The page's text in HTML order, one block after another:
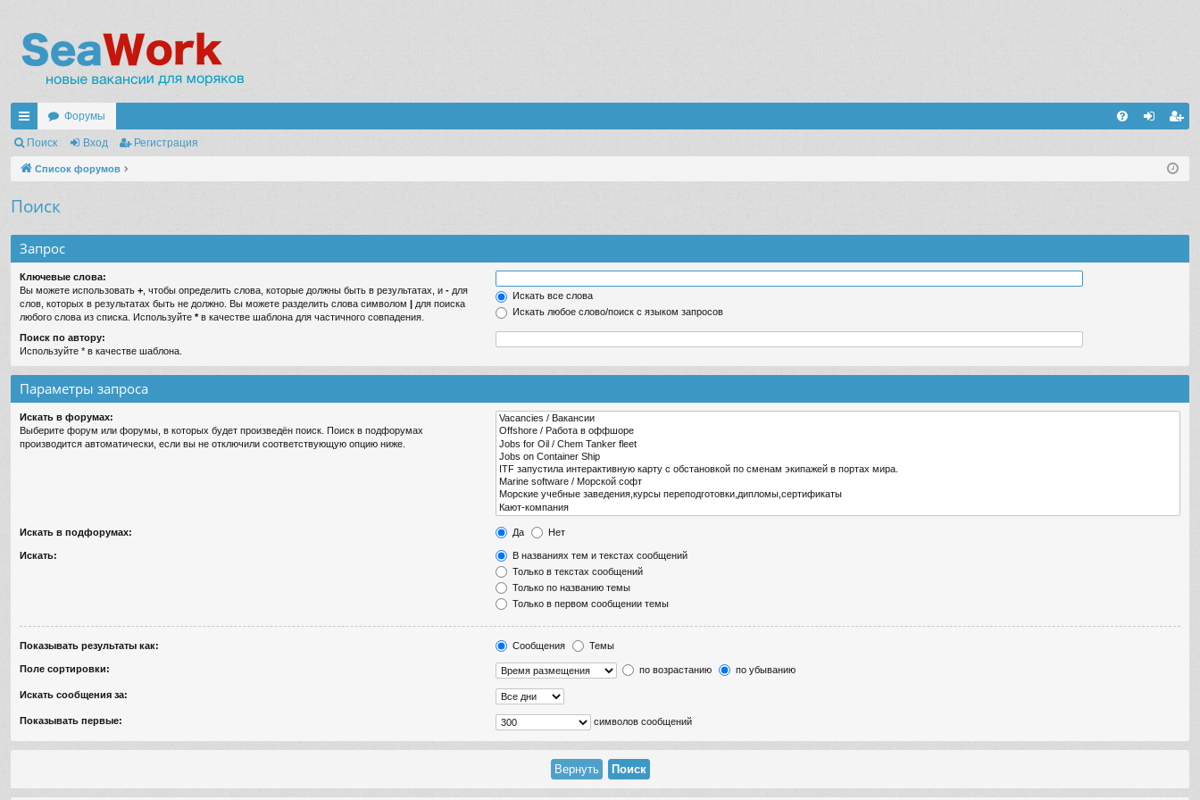
с
ы
Форумы
ис
Поиск Вход Регистрация
Список форумов
Поиск
Запрос
Ключевые слова:
Вы можете использовать + , чтобы определить слова, которые должны быть в результатах, и - для
слов, которых в результатах быть не должно. Вы можете разделить слова символом | для поиска
любого слова из списка. Используйте *в качестве шаблона для частичного совпадения.
Искать все слова
Искать любое слово/поиск с языком запросов
Поиск по автору:
Используйте * в качестве шаблона.
Параметры запроса
Искать в форумах:
Выберите форум или форумы, в которых будет произведён поиск. Поиск в подфорумах
производится автоматически, если вы не отключили соответствующую опцию ниже.
Искать в подфорумах: Да Нет
Искать:
В названиях тем и текстах сообщений
Только в текстах сообщений
Только по названию темы
Только в первом сообщении темы
Показывать результаты как: Сообщения Темы
Поле сортировки: по возрастанию по убыванию
Искать сообщения за:
Показывать первые: символов сообщений